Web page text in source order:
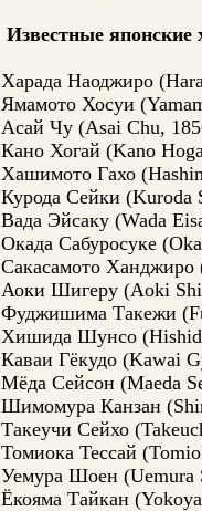
Известные
Харада Наоджиро
Ямамото Хосуи
Асай Чу (Asai Chu,
Кано Хогай (Kano
Хашимото Гахо
Курода Сейки (Kuroda
Вада Эйсаку (Wada
Окада Сабуросуке
Сакасамото
Аоки Шигеру (Aoki
Фуджишима Такежи
Хишида Шунсо
Каваи Гёкудо (Kawai
Мёда Сейсон (Maeda
Шимомура Канзан
Такеучи Сейхо
Томиока Тессай
Уемура Шоен (Uemura
Ёкояма Тайкан